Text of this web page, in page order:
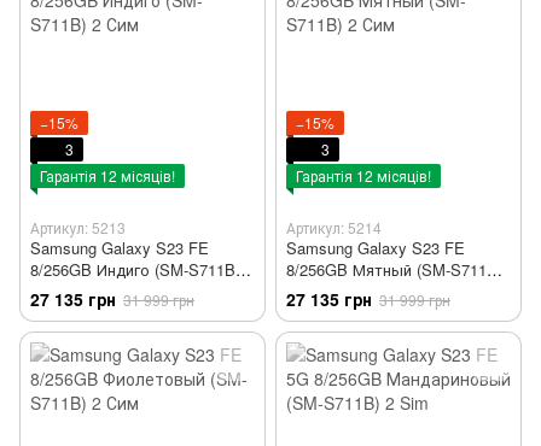
−15%
3
Гарантія 12 місяців!
Артикул: 5213
Samsung Galaxy S23 FE
8/256GB Индиго (SM-S711B) 2
Сим
27 135 грн 31 999 грн
−15%
3
Гарантія 12 місяців!
Артикул: 5214
Samsung Galaxy S23 FE
8/256GB Мятный (SM-S711B)
2 Сим
27 135 грн 31 999 грн